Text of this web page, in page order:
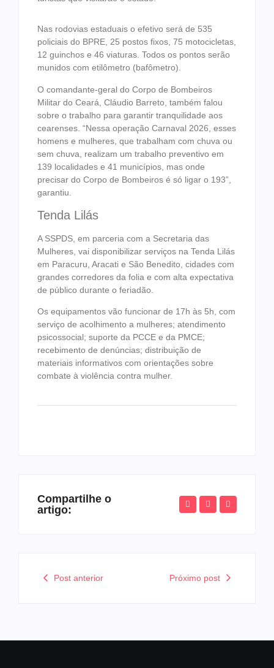
Nas rodovias estaduais o efetivo será de 535
policiais do BPRE, 25 postos fixos, 75 motocicletas,
12 guinchos e 46 viaturas. Todos os pontos serão
munidos com etilômetro (bafômetro).
O comandante-geral do Corpo de Bombeiros
Militar do Ceará, Cláudio Barreto, também falou
sobre o trabalho para garantir tranquilidade aos
cearenses. “Nessa operação Carnaval 2026, esses
homens e mulheres, que trabalham com chuva ou
sem chuva, realizam um trabalho preventivo em
139 localidades e 41 municípios, mas onde
precisar do Corpo de Bombeiros é só ligar o 193”,
garantiu.
Tenda Lilás
A SSPDS, em parceria com a Secretaria das
Mulheres, vai disponibilizar serviços na Tenda Lilás
em Paracuru, Aracati e São Benedito, cidades com
grandes corredores da folia e com alta expectativa
de público durante o feriadão.
Os equipamentos vão funcionar de 17h às 5h, com
serviço de acolhimento a mulheres; atendimento
psicossocial; suporte da PCCE e da PMCE;
recebimento de denúncias; distribuição de
materiais informativos com orientações sobre
combate à violência contra mulher.
Compartilhe o
artigo:
Post anterior Próximo post